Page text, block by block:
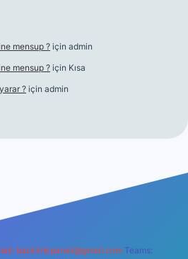
mensup ? için admin
mensup ? için Kısa
? için admin
backlinkpaneli@gmail.com Teams: